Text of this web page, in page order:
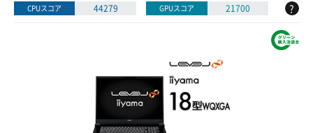
CPUスコア 44279 GPUスコア 21700 ?